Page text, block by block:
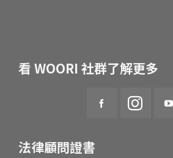
看 WOORI 社群了解更多
法律顧問證書